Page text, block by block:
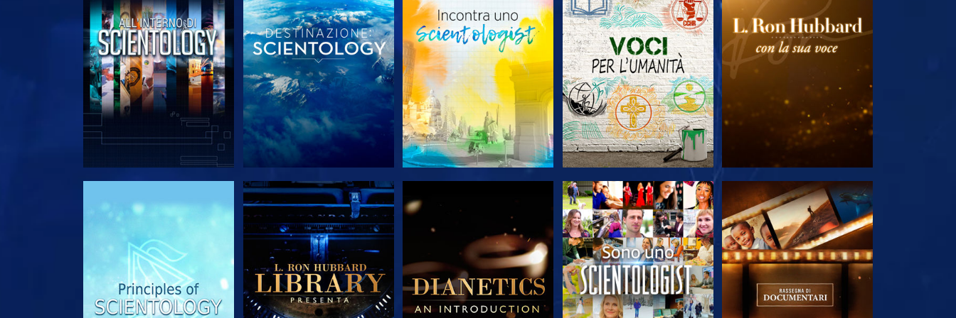
ESPLORA LE SERIE ESPLORA LE SERIE ESPLORA LE SERIE ESPLORA LE SERIE ESPLORA LE SERIE